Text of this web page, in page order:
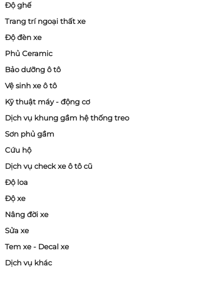
Độ ghế
Trang trí ngoại thất xe
Độ đèn xe
Phủ Ceramic
Bảo dưỡng ô tô
Vệ sinh xe ô tô
Kỹ thuật máy - động cơ
Dịch vụ khung gầm hệ thống treo
Sơn phủ gầm
Cứu hộ
Dịch vụ check xe ô tô cũ
Độ loa
Độ xe
Nâng đời xe
Sửa xe
Tem xe - Decal xe
Dịch vụ khác